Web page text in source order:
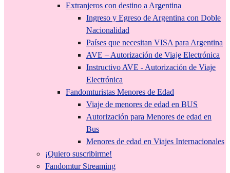
Extranjeros con destino a Argentina
Ingreso y Egreso de Argentina con Doble
Nacionalidad
Países que necesitan VISA para Argentina
AVE – Autorización de Viaje Electrónica
Instructivo AVE - Autorización de Viaje
Electrónica
Fandomturistas Menores de Edad
Viaje de menores de edad en BUS
Autorización para Menores de edad en
Bus
Menores de edad en Viajes Internacionales
¡Quiero suscribirme!
Fandomtur Streaming